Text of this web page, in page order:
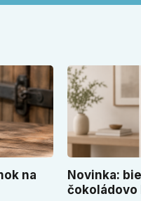
na
Novinka: